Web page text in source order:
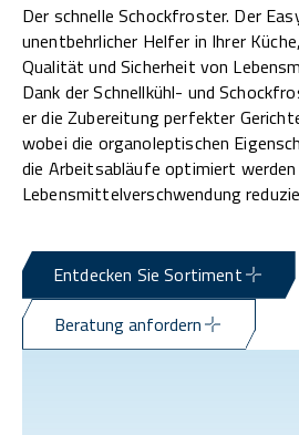
Der schnelle Schockfroster. Der
unentbehrlicher Helfer in Ihrer
Qualität und Sicherheit von
Dank der Schnellkühl- und
er die Zubereitung perfekter
wobei die organoleptischen
die Arbeitsabläufe optimiert werden
Lebensmittelverschwendung
Entdecken Sie Sortiment
Beratung anfordern